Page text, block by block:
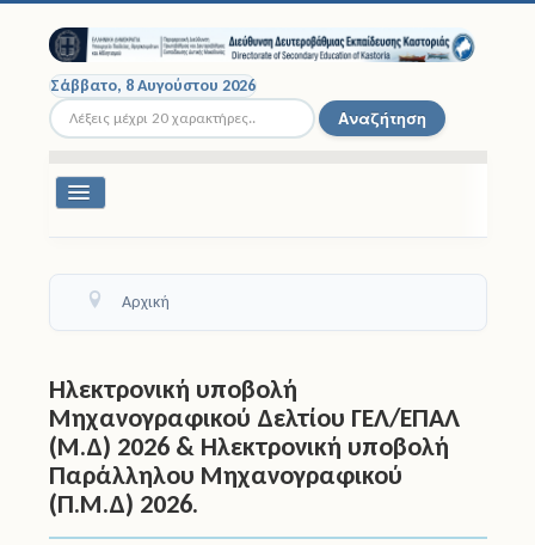
Σάββατο, 8 Αυγούστου 2026
Αναζήτηση... Αναζήτηση
Εναλλαγή
Μαθητές
Σχολικές Εκδρομές
Αρχική
Ηλεκτρονική υποβολή
Μηχανογραφικού Δελτίου ΓΕΛ/ΕΠΑΛ
(Μ.Δ) 2026 & Ηλεκτρονική υποβολή
Παράλληλου Μηχανογραφικού
(Π.Μ.Δ) 2026.